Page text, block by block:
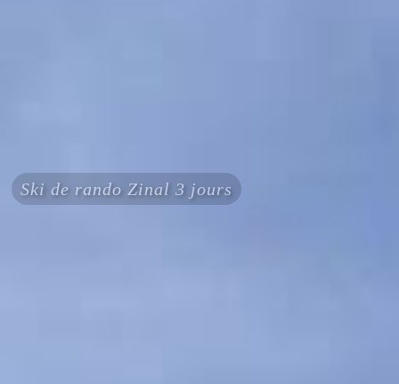
Ski de rando Zinal 3 jours